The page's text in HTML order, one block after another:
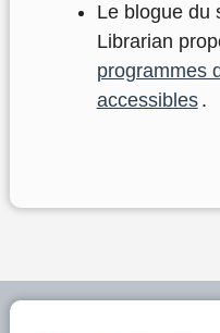
Le blogue du
Librarian
programmes
accessibles .